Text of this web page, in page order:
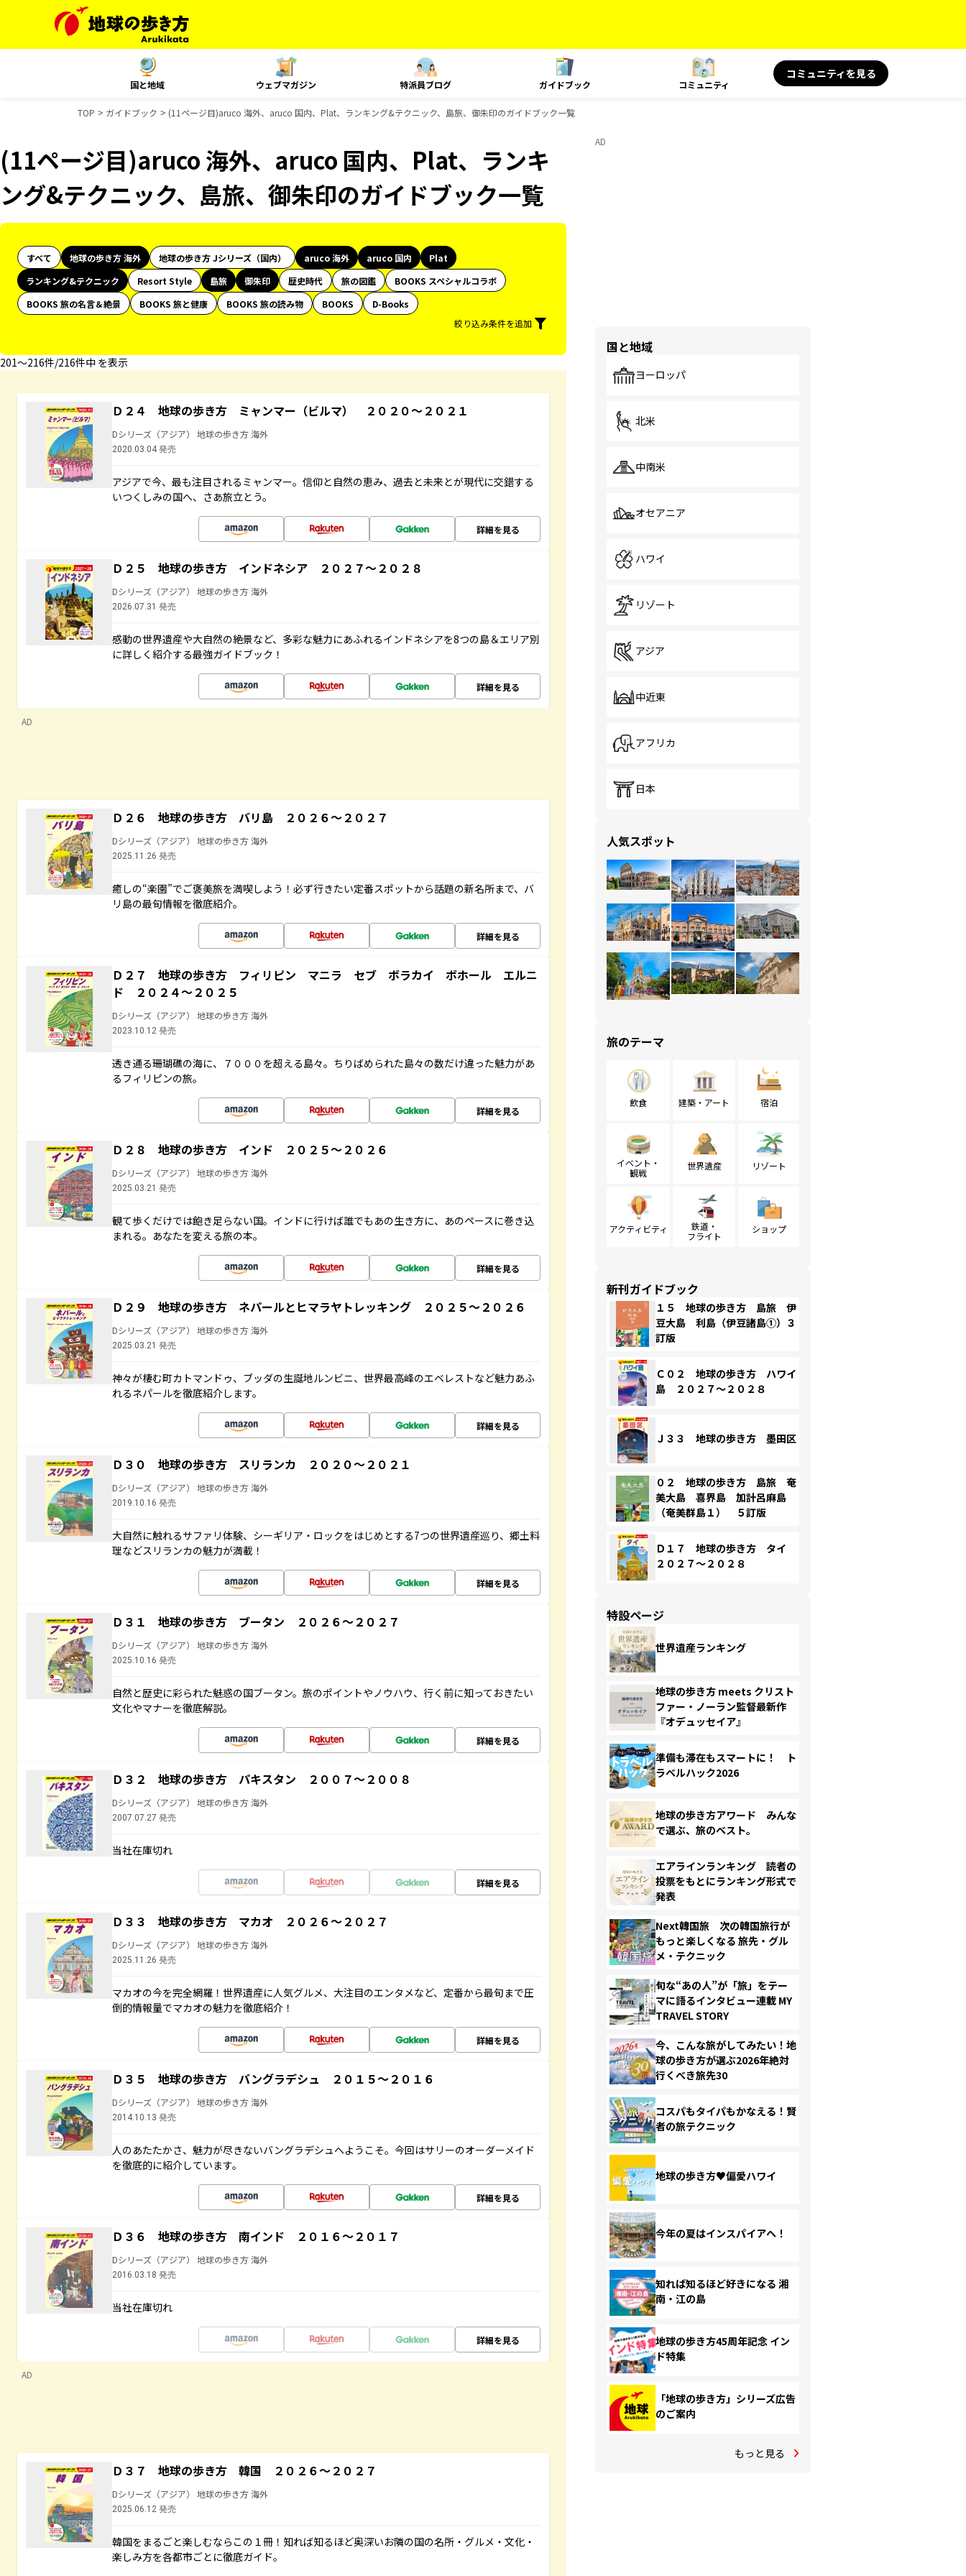
国と地域 ウェブマガジン 特派員ブログ ガイドブック コミュニティ
コミュニティを見る
TOP ガイドブック (11ページ目)aruco 海外、aruco 国内、Plat、ランキング&テクニック、島旅、御朱印のガイドブック一覧
(11ページ目)aruco 海外、aruco 国内、Plat、ランキ
ング&テクニック、島旅、御朱印のガイドブック一覧
すべて 地球の歩き方 海外 地球の歩き方 Jシリーズ（国内） aruco 海外 aruco 国内
Plat
ランキング&テクニック
Resort Style 島旅 御朱印 歴史時代 旅の図鑑
BOOKS スペシャルコラボ
BOOKS 旅の名言＆絶景
BOOKS 旅と健康 BOOKS 旅の読み物 BOOKS
D-Books
絞り込み条件を追加
201〜216件/216件中 を表示
Ｄ２４ 地球の歩き方 ミャンマー（ビルマ） ２０２０～２０２１
Dシリーズ（アジア） 地球の歩き方 海外
2020.03.04 発売
アジアで今、最も注目されるミャンマー。信仰と自然の恵み、過去と未来とが現代に交錯する
いつくしみの国へ、さあ旅立とう。
詳細を見る
Ｄ２５ 地球の歩き方 インドネシア ２０２７～２０２８
Dシリーズ（アジア） 地球の歩き方 海外
2026.07.31 発売
感動の世界遺産や大自然の絶景など、多彩な魅力にあふれるインドネシアを8つの島＆エリア別
に詳しく紹介する最強ガイドブック！
詳細を見る
AD
Ｄ２６ 地球の歩き方 バリ島 ２０２６～２０２７
Dシリーズ（アジア） 地球の歩き方 海外
2025.11.26 発売
癒しの“楽園”でご褒美旅を満喫しよう！必ず行きたい定番スポットから話題の新名所まで、バ
リ島の最旬情報を徹底紹介。
詳細を見る
Ｄ２７ 地球の歩き方 フィリピン マニラ セブ ボラカイ ボホール エルニ
ド ２０２４～２０２５
Dシリーズ（アジア） 地球の歩き方 海外
2023.10.12 発売
透き通る珊瑚礁の海に、７０００を超える島々。ちりばめられた島々の数だけ違った魅力があ
るフィリピンの旅。
詳細を見る
Ｄ２８ 地球の歩き方 インド ２０２５～２０２６
Dシリーズ（アジア） 地球の歩き方 海外
2025.03.21 発売
観て歩くだけでは飽き足らない国。インドに行けば誰でもあの生き方に、あのペースに巻き込
まれる。あなたを変える旅の本。
詳細を見る
Ｄ２９ 地球の歩き方 ネパールとヒマラヤトレッキング ２０２５～２０２６
Dシリーズ（アジア） 地球の歩き方 海外
2025.03.21 発売
神々が棲む町カトマンドゥ、ブッダの生誕地ルンビニ、世界最高峰のエベレストなど魅力あふ
れるネパールを徹底紹介します。
詳細を見る
Ｄ３０ 地球の歩き方 スリランカ ２０２０～２０２１
Dシリーズ（アジア） 地球の歩き方 海外
2019.10.16 発売
大自然に触れるサファリ体験、シーギリア・ロックをはじめとする7つの世界遺産巡り、郷土料
理などスリランカの魅力が満載！
詳細を見る
Ｄ３１ 地球の歩き方 ブータン ２０２６～２０２７
Dシリーズ（アジア） 地球の歩き方 海外
2025.10.16 発売
自然と歴史に彩られた魅惑の国ブータン。旅のポイントやノウハウ、行く前に知っておきたい
文化やマナーを徹底解説。
詳細を見る
Ｄ３２ 地球の歩き方 パキスタン ２００７～２００８
Dシリーズ（アジア） 地球の歩き方 海外
2007.07.27 発売
当社在庫切れ
詳細を見る
Ｄ３３ 地球の歩き方 マカオ ２０２６～２０２７
Dシリーズ（アジア） 地球の歩き方 海外
2025.11.26 発売
マカオの今を完全網羅！世界遺産に人気グルメ、大注目のエンタメなど、定番から最旬まで圧
倒的情報量でマカオの魅力を徹底紹介！
詳細を見る
Ｄ３５ 地球の歩き方 バングラデシュ ２０１５～２０１６
Dシリーズ（アジア） 地球の歩き方 海外
2014.10.13 発売
人のあたたかさ、魅力が尽きないバングラデシュへようこそ。今回はサリーのオーダーメイド
を徹底的に紹介しています。
詳細を見る
Ｄ３６ 地球の歩き方 南インド ２０１６～２０１７
Dシリーズ（アジア） 地球の歩き方 海外
2016.03.18 発売
当社在庫切れ
詳細を見る
AD
Ｄ３７ 地球の歩き方 韓国 ２０２６～２０２７
Dシリーズ（アジア） 地球の歩き方 海外
2025.06.12 発売
韓国をまるごと楽しむならこの１冊！知れば知るほど奥深いお隣の国の名所・グルメ・文化・
楽しみ方を各都市ごとに徹底ガイド。
AD
国と地域
ヨーロッパ
北米
中南米
オセアニア
ハワイ
リゾート
アジア
中近東
アフリカ
日本
人気スポット
旅のテーマ
飲食 建築・アート 宿泊
イベント・
観戦
世界遺産 リゾート
アクティビティ
鉄道・
フライト
ショップ
新刊ガイドブック
１５ 地球の歩き方 島旅 伊
豆大島 利島（伊豆諸島①）３
訂版
Ｃ０２ 地球の歩き方 ハワイ
島 ２０２７～２０２８
Ｊ３３ 地球の歩き方 墨田区
０２ 地球の歩き方 島旅 奄
美大島 喜界島 加計呂麻島
（奄美群島１） ５訂版
Ｄ１７ 地球の歩き方 タイ
２０２７～２０２８
特設ページ
世界遺産ランキング
地球の歩き方 meets クリスト
ファー・ノーラン監督最新作
『オデュッセイア』
準備も滞在もスマートに！ ト
ラベルハック2026
地球の歩き方アワード みんな
で選ぶ、旅のベスト。
エアラインランキング 読者の
投票をもとにランキング形式で
発表
Next韓国旅 次の韓国旅行が
もっと楽しくなる 旅先・グル
メ・テクニック
旬な“あの人”が「旅」をテー
マに語るインタビュー連載 MY
TRAVEL STORY
今、こんな旅がしてみたい！地
球の歩き方が選ぶ2026年絶対
行くべき旅先30
コスパもタイパもかなえる！賢
者の旅テクニック
地球の歩き方♥偏愛ハワイ
今年の夏はインスパイアへ！
知れば知るほど好きになる 湘
南・江の島
地球の歩き方45周年記念 イン
ド特集
「地球の歩き方」シリーズ広告
のご案内
もっと見る